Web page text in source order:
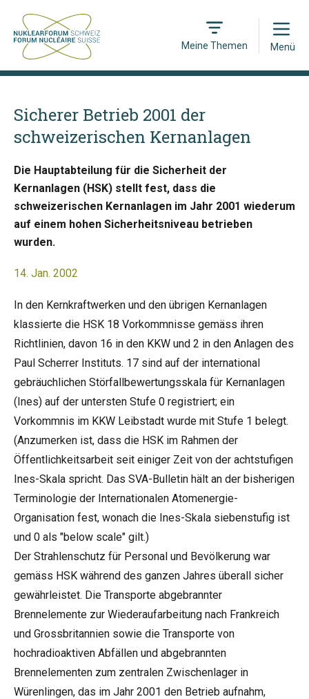
Meine Themen
Open
Menü
Sicherer Betrieb 2001 der
schweizerischen Kernanlagen
Die Hauptabteilung für die Sicherheit der
Kernanlagen (HSK) stellt fest, dass die
schweizerischen Kernanlagen im Jahr 2001 wiederum
auf einem hohen Sicherheitsniveau betrieben
wurden.
14. Jan. 2002
In den Kernkraftwerken und den übrigen Kernanlagen
klassierte die HSK 18 Vorkommnisse gemäss ihren
Richtlinien, davon 16 in den KKW und 2 in den Anlagen des
Paul Scherrer Instituts. 17 sind auf der international
gebräuchlichen Störfallbewertungsskala für Kernanlagen
(Ines) auf der untersten Stufe 0 registriert; ein
Vorkommnis im KKW Leibstadt wurde mit Stufe 1 belegt.
(Anzumerken ist, dass die HSK im Rahmen der
Öffentlichkeitsarbeit seit einiger Zeit von der achtstufigen
Ines-Skala spricht. Das SVA-Bulletin hält an der bisherigen
Terminologie der Internationalen Atomenergie-
Organisation fest, wonach die Ines-Skala siebenstufig ist
und 0 als "below scale" gilt.)
Der Strahlenschutz für Personal und Bevölkerung war
gemäss HSK während des ganzen Jahres überall sicher
gewährleistet. Die Transporte abgebrannter
Brennelemente zur Wiederaufarbeitung nach Frankreich
und Grossbritannien sowie die Transporte von
hochradioaktiven Abfällen und abgebrannten
Brennelementen zum zentralen Zwischenlager in
Würenlingen, das im Jahr 2001 den Betrieb aufnahm,